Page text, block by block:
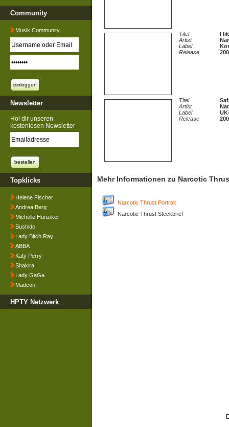
Community
Musik Community
Newsletter
Hol dir unseren
kostenlosen Newsletter
Topklicks
Helene Fischer
Andrea Berg
Michelle Hunziker
Bushido
Lady Bitch Ray
ABBA
Katy Perry
Shakira
Lady GaGa
Madcon
HPTY Netzwerk
Titel
I
Artist
Label
Release
Titel
Artist
Label
Release
Mehr Informationen zu Narcotic
Narcotic Thrust Portrait
Narcotic Thrust Steckbrief